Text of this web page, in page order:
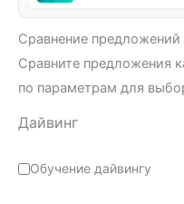
Сравнение предложений
Сравните предложения
по параметрам для
Дайвинг
Обучение дайвингу